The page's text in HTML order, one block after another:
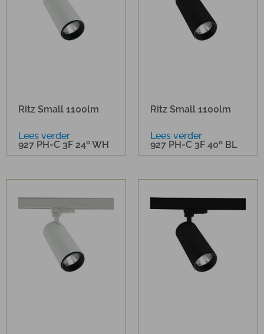
Ritz Small 1100lm
927 PH-C 3F 24º WH
Lees verder
Ritz Small 1100lm
927 PH-C 3F 40º BL
Lees verder